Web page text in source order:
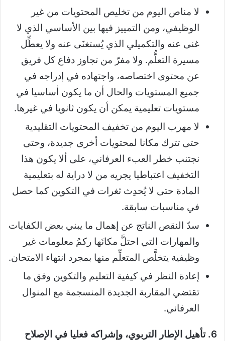
لا مناص اليوم من تخليص المحتويات من غير
الوظيفي، ومن التمييز فيها بين الأساسي الذي لا
غنى عنه والتكميلي الذي يُستغنَى عنه ولا يعطِّل
مسيرة التعلُّم. ولا مفرّ من تجاوز دفاع كل فريق
عن محتوى اختصاصه، واجتهاده في إدراجه في
جميع المستويات والحال أن ما يكون أساسيا في
مستويات تعليمية يمكن أن يكون ثانويا في غيرها.
لا مهرب اليوم من تخفيف المحتويات التقليدية
حتى تترك مكانا لمحتويات أخرى جديدة، وحتى
نجتنب خطر العبء العرفاني، على ألا يكون هذا
التخفيف اعتباطيا يجريه من لا دراية له بتعليمية
المادة حتى لا يُحدِث ثغرات في التكوين كما حصل
في مناسبات سابقة.
سدّ النقص الناتج عن إهمال ما يبني بعض الكفايات
والمهارات التي احتلَّ مكانَها ركمُ معلومات غير
وظيفية يتخلَّص المتعلِّم منها بمجرد انتهاء الامتحان.
إعادة النظر في كيفية التعليم والتكوين وفق ما
تقتضي المقاربة الجديدة المنسجمة مع المنوال
العرفاني.
6. تأهيل الإطار التربوي، وإشراكه فعليا في الإصلاح